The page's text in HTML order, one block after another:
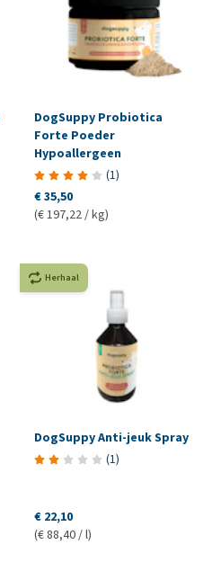
DogSuppy Probiotica
Forte Poeder
Hypoallergeen
(1)
€ 35,50
(€ 197,22 / kg)
Herhaal
DogSuppy Anti-jeuk Spray
(1)
€ 22,10
(€ 88,40 / l)